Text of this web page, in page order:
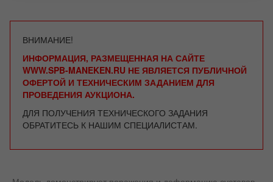
ВНИМАНИЕ!
ИНФОРМАЦИЯ, РАЗМЕЩЕННАЯ НА САЙТЕ
WWW.SPB-MANEKEN.RU НЕ ЯВЛЯЕТСЯ ПУБЛИЧНОЙ
ОФЕРТОЙ И ТЕХНИЧЕСКИМ ЗАДАНИЕМ ДЛЯ
ПРОВЕДЕНИЯ АУКЦИОНА.
ДЛЯ ПОЛУЧЕНИЯ ТЕХНИЧЕСКОГО ЗАДАНИЯ
ОБРАТИТЕСЬ К НАШИМ СПЕЦИАЛИСТАМ.